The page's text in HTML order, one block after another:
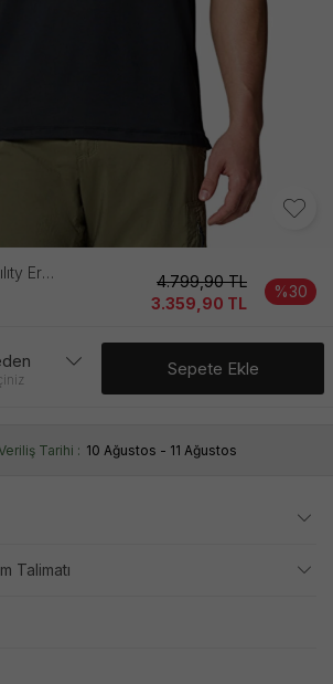
Ao1671 Tech Traıl Utılıty Erkek Si̇yah Ti̇şört 4.799,90TL
3.359,90 TL
%30
Sepete Ekle
Tarihi : 10 Ağustos - 11 Ağustos
Talimatı